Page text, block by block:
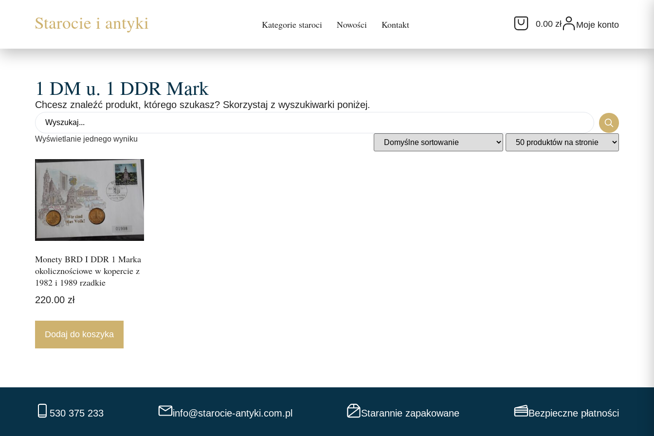
Kategorie staroci Nowości Kontakt 0.00 zł Moje konto
1 DM u. 1 DDR Mark
Chcesz znaleźć produkt, którego szukasz? Skorzystaj z wyszukiwarki poniżej.
Wyświetlanie jednego wyniku
Monety BRD I DDR 1 Marka
okolicznościowe w kopercie z
1982 i 1989 rzadkie
220.00 zł
Dodaj do koszyka
530 375 233 info@starocie-antyki.com.pl Starannie zapakowane Bezpieczne płatności